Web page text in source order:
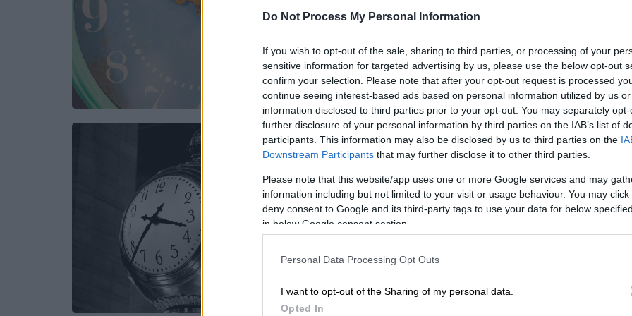
Do Not Process My Personal Information
If you wish to opt-out of the sale, sharing to third parties, or processing of your
sensitive information for targeted advertising by us, please use the below opt-out
confirm your selection. Please note that after your opt-out request is processed
continue seeing interest-based ads based on personal information utilized by us
information disclosed to third parties prior to your opt-out. You may separately
further disclosure of your personal information by third parties on the IAB’s list of
participants. This information may also be disclosed by us to third parties on the
Downstream Participants that may further disclose it to other third parties.
Please note that this website/app uses one or more Google services and may
information including but not limited to your visit or usage behaviour. You may
deny consent to Google and its third-party tags to use your data for below
in below Google consent section.
Personal Data Processing Opt Outs
I want to opt-out of the Sharing of my personal data.
Opted In
προχωρήσουν μία ώρα μπροστά
Ελλάδα |27.03.2026 05:00
τη θερινή ώρα - Πότε αλλάζει
Τη συγκεκριμένη μέρα, τα ρολόγια θα
προχωρήσουν μία ώρα μπροστά